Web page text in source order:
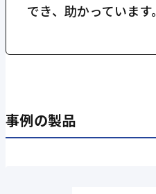
でき、助かっています。
事例の製品